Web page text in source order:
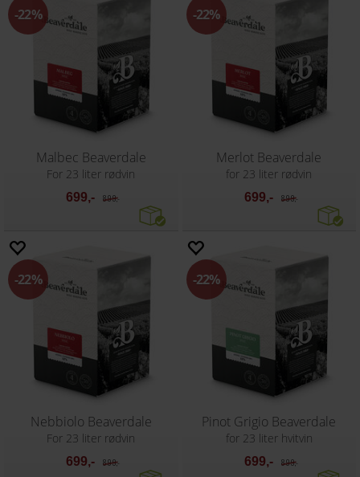
22%
Malbec Beaverdale
For 23 liter rødvin
699,- 899,-
22%
Merlot Beaverdale
for 23 liter rødvin
699,- 899,-
22%
Nebbiolo Beaverdale
For 23 liter rødvin
699,- 899,-
22%
Pinot Grigio Beaverdale
for 23 liter hvitvin
699,- 899,-